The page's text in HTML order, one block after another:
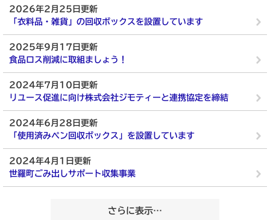
2026年2月25日更新
「衣料品・雑貨」の回収ボックスを設置しています
2025年9月17日更新
食品ロス削減に取組ましょう！
2024年7月10日更新
リユース促進に向け株式会社ジモティーと連携協定を締結
2024年6月28日更新
「使用済みペン回収ボックス」を設置しています
2024年4月1日更新
世羅町ごみ出しサポート収集事業
さらに表示…